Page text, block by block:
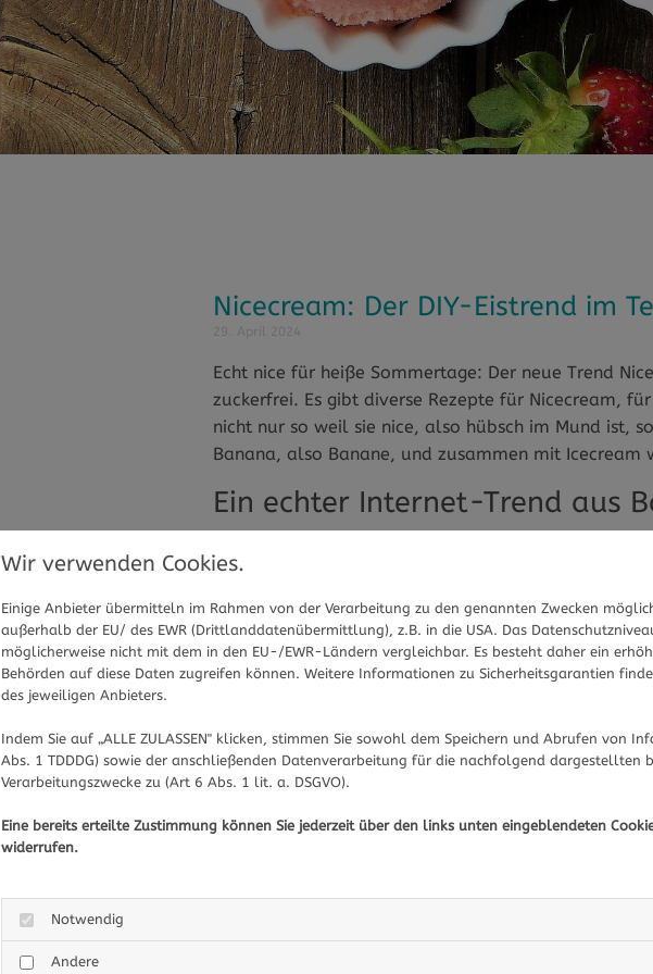
Nicecream: Der DIY-Eistrend im
Echt nice für heiße Sommertage: Der neue Trend
zuckerfrei. Es gibt diverse Rezepte für Nicecream,
nicht nur so weil sie nice, also hübsch im Mund ist,
Banana, also Banane, und zusammen mit Icecream
Ein echter Internet-Trend aus
Nicecream ist ein echter Trend von Influencerinnen
fast 900.000 mal vertreten - oder Tik Tok. Dabei
Eis. Aber eine Zutat beinhaltet jedes Rezept: die
Eis die Süße, ohne dass man Zucker dazugeben
Magnesium und Kalium und die Vitamine B und C.
können, sind zum Beispiel Kokosmilch, Nüsse,
an der Eistheke. Und man muss für den Genuss
dem richtigen Rezept und den passenden Zutaten
Sie haben Fragen zu Nicecream oder
Wir verwenden Cookies.
Einige Anbieter übermitteln im Rahmen von der Verarbeitung zu den genannten Zwecken
außerhalb der EU/ des EWR (Drittlanddatenübermittlung), z.B. in die USA. Das
möglicherweise nicht mit dem in den EU-/EWR-Ländern vergleichbar. Es besteht daher ein
Behörden auf diese Daten zugreifen können. Weitere Informationen zu Sicherheitsgarantien
des jeweiligen Anbieters.
Indem Sie auf „ALLE ZULASSEN" klicken, stimmen Sie sowohl dem Speichern und Abrufen von
Abs. 1 TDDDG) sowie der anschließenden Datenverarbeitung für die nachfolgend dargestellten
Verarbeitungszwecke zu (Art 6 Abs. 1 lit. a. DSGVO).
Eine bereits erteilte Zustimmung können Sie jederzeit über den links unten eingeblendeten
widerrufen.
Notwendig
Andere